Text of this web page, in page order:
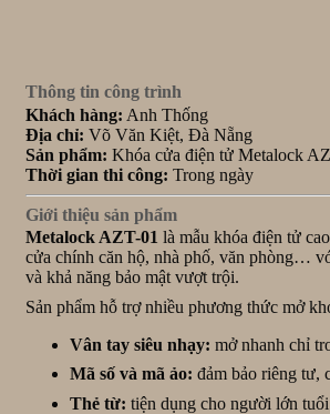
Thông tin công trình
Khách hàng: Anh Thống
Địa chỉ: Võ Văn Kiệt, Đà Nẵng
Sản phẩm: Khóa cửa điện tử Metalock
Thời gian thi công: Trong ngày
Giới thiệu sản phẩm
Metalock AZT-01 là mẫu khóa điện tử
cửa chính căn hộ, nhà phố, văn phòng…
và khả năng bảo mật vượt trội.
Sản phẩm hỗ trợ nhiều phương thức mở
Vân tay siêu nhạy: mở nhanh chỉ
Mã số và mã ảo: đảm bảo riêng tư,
Thẻ từ: tiện dụng cho người lớn tuổi